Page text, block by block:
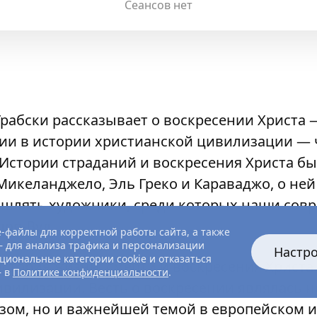
Сеансов нет
рассказывает о воскресении Христа
в истории христианской цивилизации —
страданий и воскресения Христа
Эль Греко и Караваджо, о
художники, среди которых наши
Вуд.
жизни, смерти и воскресения
но и важнейшей темой в европейском
для корректной работы сайта, а также
анализа трафика и персонализации
категории cookie и отказаться
в Политике конфиденциальности.